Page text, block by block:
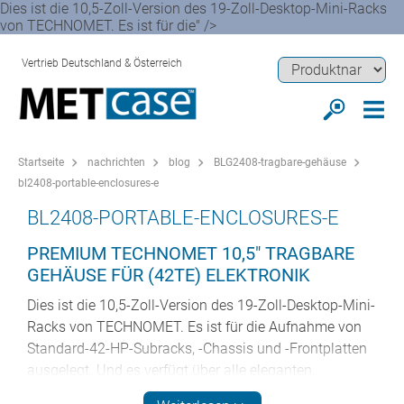
Dies ist die 10,5-Zoll-Version des 19-Zoll-Desktop-Mini-Racks
von TECHNOMET. Es ist für die" />
Vertrieb Deutschland & Österreich
Startseite nachrichten blog
BLG2408-tragbare-gehäuse
bl2408-portable-enclosures-e
BL2408-PORTABLE-ENCLOSURES-E
PREMIUM TECHNOMET 10,5" TRAGBARE
GEHÄUSE FÜR (42TE) ELEKTRONIK
Dies ist die 10,5-Zoll-Version des 19-Zoll-Desktop-Mini-
Racks von TECHNOMET. Es ist für die Aufnahme von
Standard-42-HP-Subracks, -Chassis und -Frontplatten
ausgelegt. Und es verfügt über alle eleganten,
zusammenhängenden Designmerkmale seines